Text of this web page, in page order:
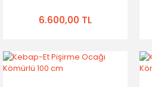
6.600,00 TL